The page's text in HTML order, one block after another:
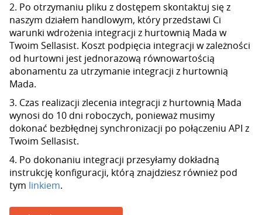
2. Po otrzymaniu pliku z dostępem skontaktuj się z
naszym działem handlowym, który przedstawi Ci
warunki wdrożenia integracji z hurtownią Mada w
Twoim Sellasist. Koszt podpięcia integracji w zależności
od hurtowni jest jednorazową równowartością
abonamentu za utrzymanie integracji z hurtownią
Mada.
3. Czas realizacji zlecenia integracji z hurtownią Mada
wynosi do 10 dni roboczych, ponieważ musimy
dokonać bezbłędnej synchronizacji po połączeniu API z
Twoim Sellasist.
4. Po dokonaniu integracji przesyłamy dokładną
instrukcję konfiguracji, którą znajdziesz również pod
tym linkiem.